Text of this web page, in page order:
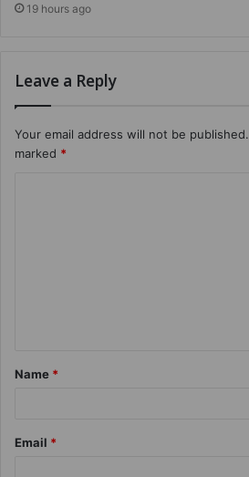
19 hours ago
Leave a Reply
Your email address will not be published.
marked *
Name *
Email *